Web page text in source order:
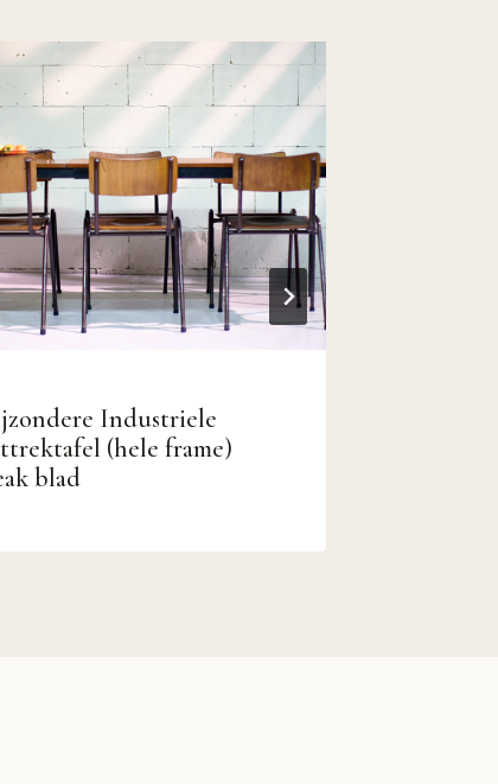
Industriele
(hele frame)
blad